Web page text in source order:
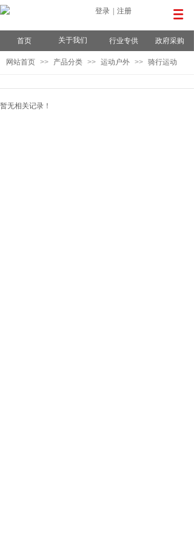
登录 注册
首页 关于我们 行业专供 政府采购
网站首页 >> 产品分类 >> 运动户外 >> 骑行运动
暂无相关记录！